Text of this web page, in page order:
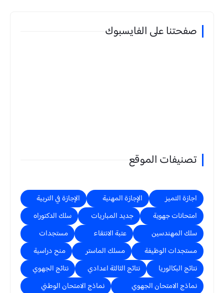
صفحتنا على الفايسبوك
تصنيفات الموقع
اجازة التميز الإجازة المهنية
الإجازة في التربية
امتحانات جهوية
جديد المباريات
سلك الدكتوراه
سلك المهندسين
عتبة الانتقاء
مستجدات
مستجدات الوظيفة
مسلك الماستر
منح دراسية
نتائج البكالوريا
نتائج الثالثة اعدادي
نتائج الجهوي
نماذج الامتحان الجهوي
نماذج الامتحان الوطني